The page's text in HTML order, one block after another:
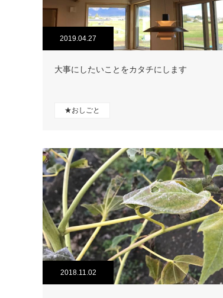
2019.04.27
大事にしたいことをカタチにします
★おしごと
2018.11.02